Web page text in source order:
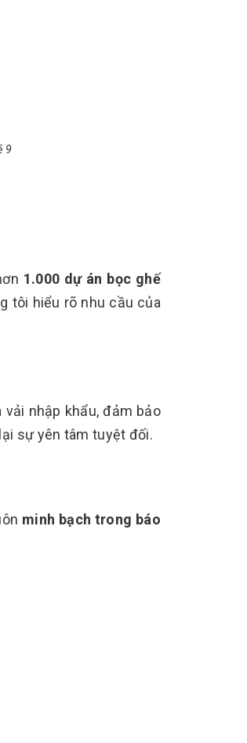
9
1.000 dự án bọc ghế
tôi hiểu rõ nhu cầu của
nhập khẩu, đảm bảo
sự yên tâm tuyệt đối.
minh bạch trong báo